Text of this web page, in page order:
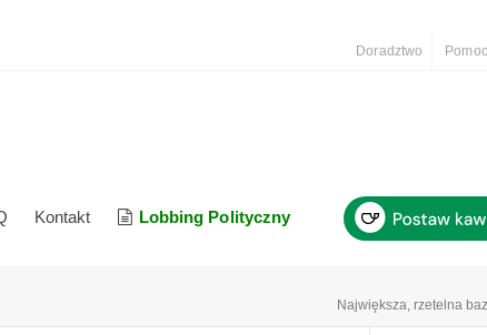
Doradztwo
Kontakt Lobbing Polityczny
Największa, rzetelna